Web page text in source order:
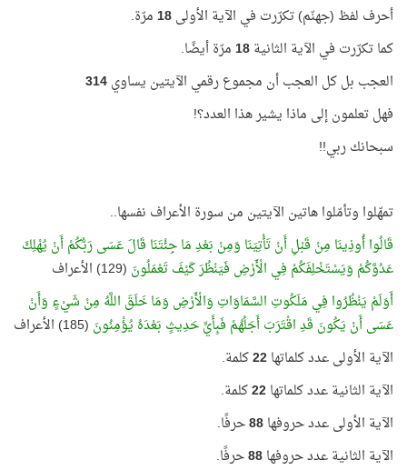
أحرف لفظ (جهنّم) تكرّرت في الآية الأولى18مرّة.
كما تكرّرت في الآية الثانية18مرّة أيضًا.
العجب بل كل العجب أن مجموع رقمي الآيتين يساوي314
فهل تعلمون إلى ماذا يشير هذا العدد؟!
سبحانك ربي!!
تمهّلوا وتأمّلوا هاتين الآيتين من سورة الأعراف نفسها..
قَالُوا أُوذِينَا مِنْ قَبْلِ أَنْ تَأْتِيَنَا وَمِنْ بَعْدِ مَا جِئْتَنَا قَالَ عَسَى رَبُّكُمْ أَنْ يُهْلِكَ
عَدُوَّكُمْ وَيَسْتَخْلِفَكُمْ فِي الْأَرْضِ فَيَنْظُرَ كَيْفَ تَعْمَلُونَ (129) الأعراف
أَوَلَمْ يَنْظُرُوا فِي مَلَكُوتِ السَّمَاوَاتِ وَالْأَرْضِ وَمَا خَلَقَ اللَّهُ مِنْ شَيْءٍ وَأَنْ
عَسَى أَنْ يَكُونَ قَدِ اقْتَرَبَ أَجَلُهُمْ فَبِأَيِّ حَدِيثٍ بَعْدَهُ يُؤْمِنُونَ (185) الأعراف
الآية الأولى عدد كلماتها22كلمة.
الآية الثانية عدد كلماتها22كلمة.
الآية الأولى عدد حروفها88حرفًا.
الآية الثانية عدد حروفها88حرفًا.